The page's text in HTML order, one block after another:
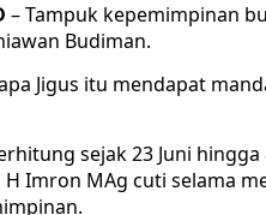
– Tampuk kepemimpinan
Budiman.
Jigus itu mendapat
sejak 23 Juni
H Imron MAg cuti selama